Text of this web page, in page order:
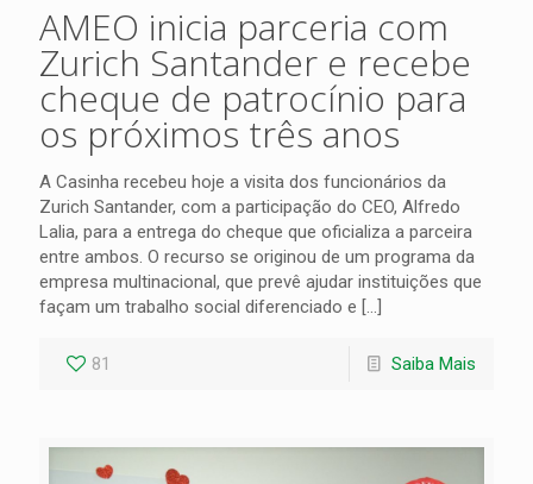
AMEO inicia parceria com
Zurich Santander e recebe
cheque de patrocínio para
os próximos três anos
A Casinha recebeu hoje a visita dos funcionários da
Zurich Santander, com a participação do CEO, Alfredo
Lalia, para a entrega do cheque que oficializa a parceira
entre ambos. O recurso se originou de um programa da
empresa multinacional, que prevê ajudar instituições que
façam um trabalho social diferenciado e […]
81 Saiba Mais